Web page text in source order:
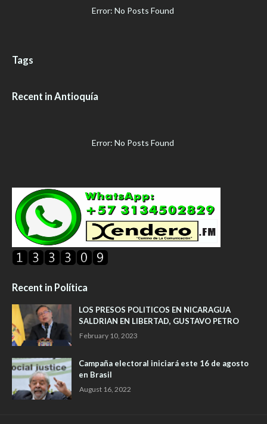
Error: No Posts Found
Tags
Recent in Antioquía
Error: No Posts Found
Recent in Política
LOS PRESOS POLITICOS EN NICARAGUA
SALDRIAN EN LIBERTAD, GUSTAVO PETRO
February 10, 2023
Campaña electoral iniciará este 16 de agosto
en Brasil
August 16, 2022